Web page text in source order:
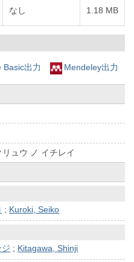
なし 1.18 MB
Basic出力 Mendeley出力
ュウ ノ イチレイ
; Kuroki, Seiko
; Kitagawa, Shinji